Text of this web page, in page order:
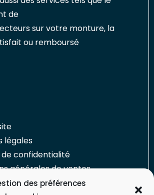
des préférences
de
sur votre monture, la
ou remboursé
légales
de confidentialité
générales de ventes